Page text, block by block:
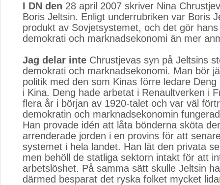
I DN den 28 april 2007 skriver Nina
Boris Jeltsin. Enligt underrubriken var Boris
produkt av Sovjetsystemet, och det gör
demokrati och marknadsekonomi än mer
Jag delar inte Chrustjevas syn på Jeltsins
demokrati och marknadsekonomi. Man bör
politik med den som Kinas förre ledare Deng
i Kina. Deng hade arbetat i Renaultverken i
flera år i början av 1920-talet och var väl
demokratin och marknadsekonomin
Han provade idén att låta bönderna sköta
arrenderade jorden i en provins för att
systemet i hela landet. Han lät den privata
men behöll de statliga sektorn intakt för att
arbetslöshet. På samma sätt skulle Jeltsin
därmed besparat det ryska folket mycket